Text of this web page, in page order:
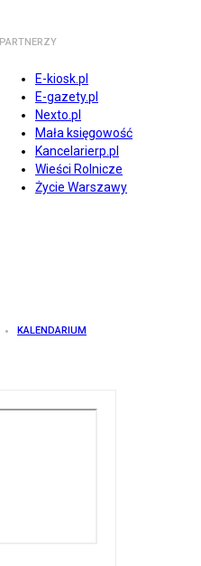
PARTNERZY
E-kiosk.pl
E-gazety.pl
Nexto.pl
Mała księgowość
Kancelarierp.pl
Wieści Rolnicze
Życie Warszawy
KALENDARIUM